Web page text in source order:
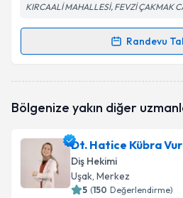
Kişisel verilerimin
Metni'ni okudum ve
kapsamda işlenmesini
Takvim
KIRCAALİ MAHALLESİ, FEVZİ ÇAKMAK
Randevu
Randevu Takvimi Talebi
talebi oluşturun. Size bu
bilgilendireceğiz.
E-posta Adresiniz
Bölgenize yakın diğer
Dt. Hatice Kübra
Diş Hekimi
Uşak, Merkez
5 (150 Değerlendirme)